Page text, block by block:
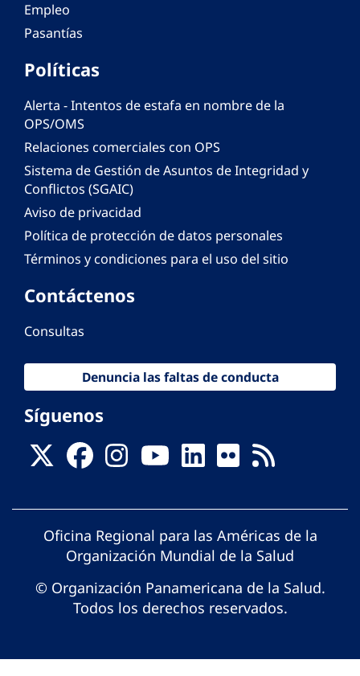
Empleo
Pasantías
Políticas
Alerta - Intentos de estafa en nombre de la
OPS/OMS
Relaciones comerciales con OPS
Sistema de Gestión de Asuntos de Integridad y
Conflictos (SGAIC)
Aviso de privacidad
Política de protección de datos personales
Términos y condiciones para el uso del sitio
Contáctenos
Consultas
Denuncia las faltas de conducta
Síguenos
Oficina Regional para las Américas de la
Organización Mundial de la Salud
© Organización Panamericana de la Salud.
Todos los derechos reservados.